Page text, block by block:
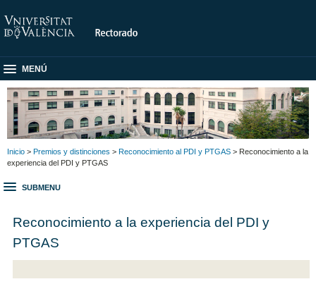
MENÚ
Inicio > Premios y distinciones > Reconocimiento al PDI y PTGAS > Reconocimiento a la
experiencia del PDI y PTGAS
SUBMENU
Reconocimiento a la experiencia del PDI y
PTGAS